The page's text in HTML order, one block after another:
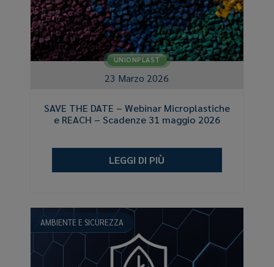
UNIONPLAST
23 Marzo 2026
SAVE THE DATE – Webinar Microplastiche
e REACH – Scadenze 31 maggio 2026
LEGGI DI PIÙ
AMBIENTE E SICUREZZA